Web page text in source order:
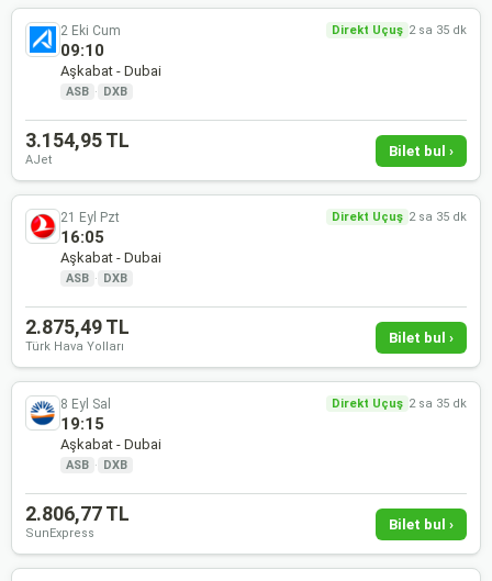
2 Eki Cum Direkt Uçuş 2 sa 35 dk
09:10
Aşkabat - Dubai
ASB · DXB
3.154,95 TL
AJet
Bilet bul ›
21 Eyl Pzt Direkt Uçuş 2 sa 35 dk
16:05
Aşkabat - Dubai
ASB · DXB
2.875,49 TL
Türk Hava Yolları
Bilet bul ›
8 Eyl Sal Direkt Uçuş 2 sa 35 dk
19:15
Aşkabat - Dubai
ASB · DXB
2.806,77 TL
SunExpress
Bilet bul ›